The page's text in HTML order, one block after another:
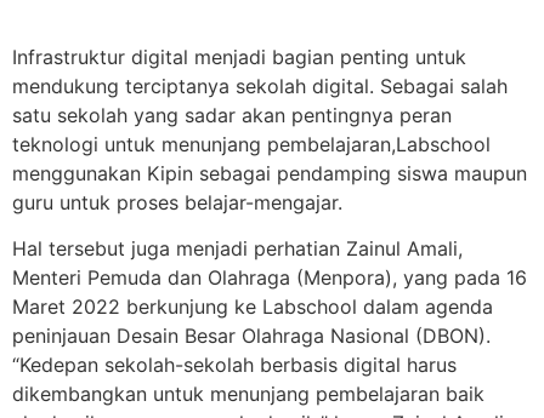
Infrastruktur digital menjadi bagian penting untuk
mendukung terciptanya sekolah digital. Sebagai salah
satu sekolah yang sadar akan pentingnya peran
teknologi untuk menunjang pembelajaran,Labschool
menggunakan Kipin sebagai pendamping siswa maupun
guru untuk proses belajar-mengajar.
Hal tersebut juga menjadi perhatian Zainul Amali,
Menteri Pemuda dan Olahraga (Menpora), yang pada 16
Maret 2022 berkunjung ke Labschool dalam agenda
peninjauan Desain Besar Olahraga Nasional (DBON).
“Kedepan sekolah-sekolah berbasis digital harus
dikembangkan untuk menunjang pembelajaran baik